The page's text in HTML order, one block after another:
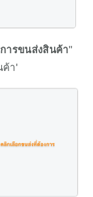
ารขนส่งสินค้า"
ค้า'